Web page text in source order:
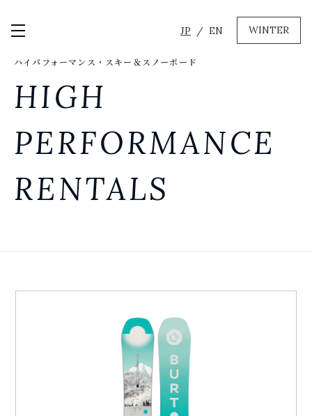
メニュー開閉 JP EN WINTER
GREEN
キャンプ イベント遊具
WINTER
特定商取引に関する表示
ハイパフォーマンス・スキー＆スノーボード
HIGH
PERFORMANCE
RENTALS